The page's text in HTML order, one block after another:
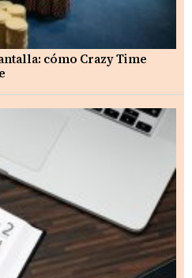
cómo Crazy Time